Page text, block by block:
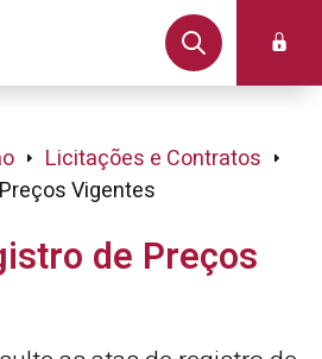
Licitações e Contratos
Vigentes
de Preços